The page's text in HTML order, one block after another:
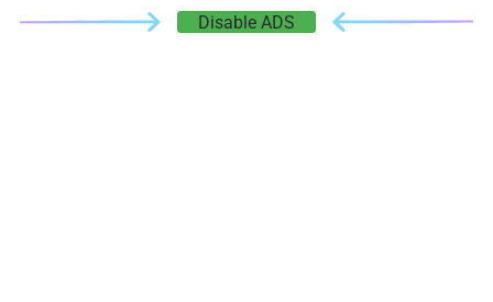
Disable ADS